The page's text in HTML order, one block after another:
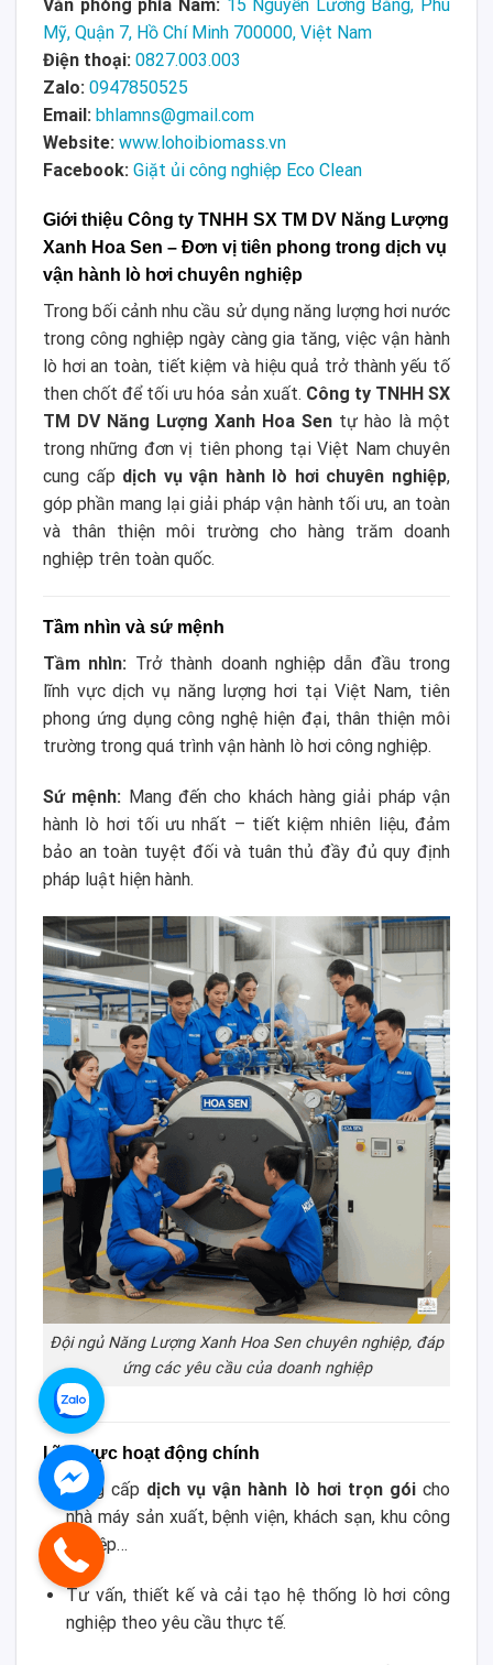
Văn phòng phía Nam: 15 Nguyễn Lương Bằng, Phú
Mỹ, Quận 7, Hồ Chí Minh 700000, Việt Nam
Điện thoại: 0827.003.003
Zalo: 0947850525
Email: bhlamns@gmail.com
Website: www.lohoibiomass.vn
Facebook: Giặt ủi công nghiệp Eco Clean
Giới thiệu Công ty TNHH SX TM DV Năng Lượng
Xanh Hoa Sen – Đơn vị tiên phong trong dịch vụ
vận hành lò hơi chuyên nghiệp
Trong bối cảnh nhu cầu sử dụng năng lượng hơi nước
trong công nghiệp ngày càng gia tăng, việc vận hành
lò hơi an toàn, tiết kiệm và hiệu quả trở thành yếu tố
then chốt để tối ưu hóa sản xuất. Công ty TNHH SX
TM DV Năng Lượng Xanh Hoa Sen tự hào là một
trong những đơn vị tiên phong tại Việt Nam chuyên
cung cấp dịch vụ vận hành lò hơi chuyên nghiệp,
góp phần mang lại giải pháp vận hành tối ưu, an toàn
và thân thiện môi trường cho hàng trăm doanh
nghiệp trên toàn quốc.
Tầm nhìn và sứ mệnh
Tầm nhìn: Trở thành doanh nghiệp dẫn đầu trong
lĩnh vực dịch vụ năng lượng hơi tại Việt Nam, tiên
phong ứng dụng công nghệ hiện đại, thân thiện môi
trường trong quá trình vận hành lò hơi công nghiệp.
Sứ mệnh: Mang đến cho khách hàng giải pháp vận
hành lò hơi tối ưu nhất – tiết kiệm nhiên liệu, đảm
bảo an toàn tuyệt đối và tuân thủ đầy đủ quy định
pháp luật hiện hành.
Đội ngủ Năng Lượng Xanh Hoa Sen chuyên nghiệp, đáp
ứng các yêu cầu của doanh nghiệp
Lĩnh vực hoạt động chính
Cung cấp dịch vụ vận hành lò hơi trọn góicho
nhà máy sản xuất, bệnh viện, khách sạn, khu công
nghiệp…
Tư vấn, thiết kế và cải tạo hệ thống lò hơi công
nghiệp theo yêu cầu thực tế.